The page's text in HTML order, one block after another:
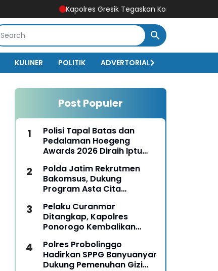
Kapolres Gresik Tegaskan Komitmen Polri Dukung
KULINER POLITIK ADVERTORIAL
Post Populer
Polisi Tapal Batas dan
Pedalaman Hoegeng
Awards 2026 Diraih Iptu
Pengabdian Humanis di
Nduga
Polda Jatim Rekrutmen
Bakomsus, Dukung
Program Asta Cita
Pelaku Curanmor
Ditangkap, Kapolres
Ponorogo Kembalikan
Polres Probolinggo
Hadirkan SPPG Banyuanyar
Dukung Pemenuhan Gizi